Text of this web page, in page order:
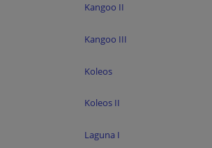
Kangoo II
Kangoo III
Koleos
Koleos II
Laguna I